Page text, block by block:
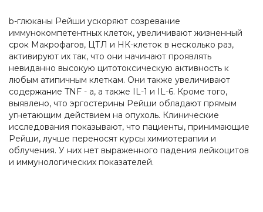
b-глюканы Рейши ускоряют созревание
иммунокомпетентных клеток, увеличивают жизненный
срок Макрофагов, ЦТЛ и НК-клеток в несколько раз,
активируют их так, что они начинают проявлять
невиданно высокую цитотоксическую активность к
любым атипичным клеткам. Они также увеличивают
содержание TNF - a, а также IL-1 и IL-6. Кроме того,
выявлено, что эргостерины Рейши обладают прямым
угнетающим действием на опухоль. Клинические
исследования показывают, что пациенты, принимающие
Рейши, лучше переносят курсы химиотерапии и
облучения. У них нет выраженного падения лейкоцитов
и иммунологических показателей.